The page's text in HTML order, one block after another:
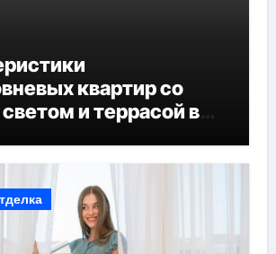
квартир со
и террасой в